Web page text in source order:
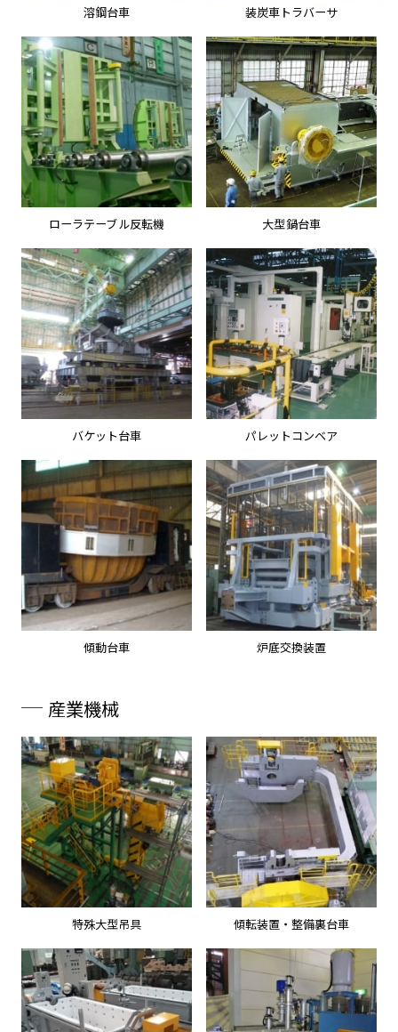
溶鋼台車 装炭車トラバーサ
ローラテーブル反転機 大型鍋台車
バケット台車 パレットコンベア
傾動台車 炉底交換装置
産業機械
特殊大型吊具 傾転装置・整備裏台車